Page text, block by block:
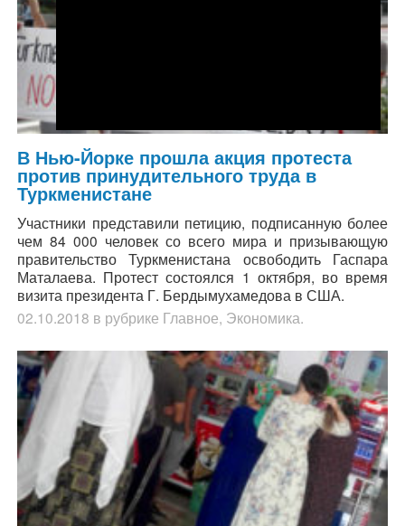
В Нью-Йорке прошла акция протеста
против принудительного труда в
Туркменистане
Участники представили петицию, подписанную более
чем 84 000 человек со всего мира и призывающую
правительство Туркменистана освободить Гаспара
Маталаева. Протест состоялся 1 октября, во время
визита президента Г. Бердымухамедова в США.
02.10.2018 в рубрике Главное, Экономика.